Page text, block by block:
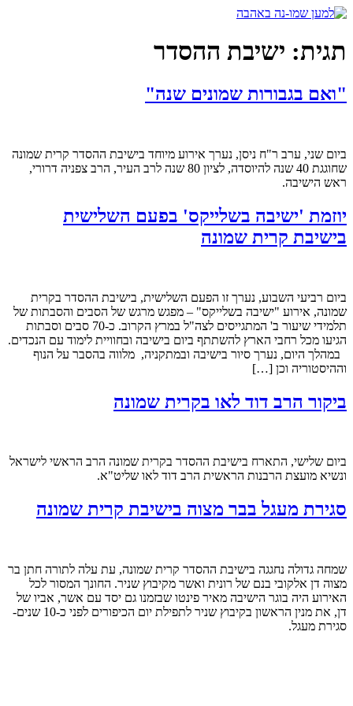
דלג
תגית: ישיבת ההסדר
"ואם בגבורות שמונים שנה"
ביום שני, ערב ר"ח ניסן, נערך אירוע מיוחד בישיבת ההסדר קרית שמונה
שחוגגת 40 שנה להיוסדה, לציון 80 שנה לרב העיר, הרב צפניה דרורי,
ראש הישיבה.
יוזמת 'ישיבה בשלייקס' בפעם השלישית
בישיבת קרית שמונה
ביום רביעי השבוע, נערך זו הפעם השלישית, בישיבת ההסדר בקרית
שמונה, אירוע "ישיבה בשלייקס" – מפגש מרגש של הסבים והסבתות של
תלמידי שיעור ב' המתגייסים לצה"ל במרץ הקרוב. כ-70 סבים וסבתות
הגיעו מכל רחבי הארץ להשתתף ביום בישיבה ובחוויית לימוד עם הנכדים.
במהלך היום, נערך סיור בישיבה ובמתקניה, מלווה בהסבר על הנוף
וההיסטוריה וכן […]
ביקור הרב דוד לאו בקרית שמונה
ביום שלישי, התארח בישיבת ההסדר בקרית שמונה הרב הראשי לישראל
ונשיא מועצת הרבנות הראשית הרב דוד לאו שליט"א.
סגירת מעגל בבר מצוה בישיבת קרית שמונה
שמחה גדולה נחגגה בישיבת ההסדר קרית שמונה, עת עלה לתורה חתן בר
מצוה דן אלקובי בנם של רונית ואשר מקיבוץ שניר. החונך המסור לכל
האירוע היה בוגר הישיבה מאיר פינטו שבזמנו גם יסד עם אשר, אביו של
דן, את מנין הראשון בקיבוץ שניר לתפילת יום הכיפורים לפני כ-10 שנים-
סגירת מעגל.